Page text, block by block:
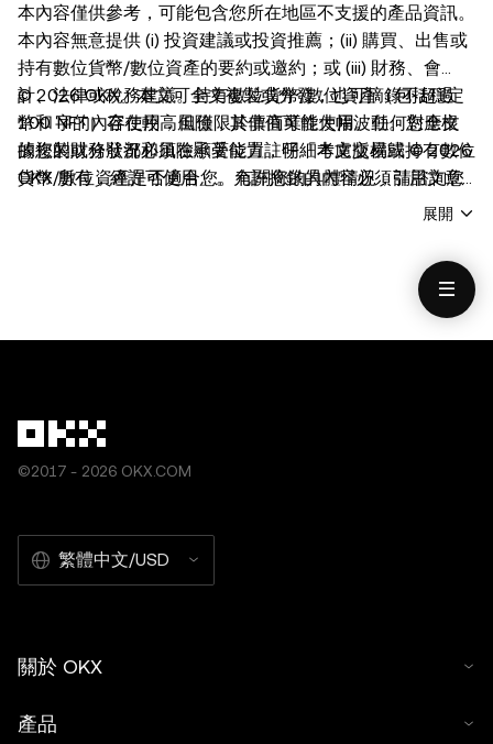
本內容僅供參考，可能包含您所在地區不支援的產品資訊。
本內容無意提供 (i) 投資建議或投資推薦；(ii) 購買、出售或
持有數位貨幣/數位資產的要約或邀約；或 (iii) 財務、會
計、法律或稅務建議。持有數位貨幣/數位資產（包括穩定
幣和 NFT）存在較高風險，其價值可能大幅波動。您應根
據您的財務狀況和風險承受能力，仔細考慮交易或持有數位
貨幣/數位資產是否適合您。有關您的具體情況，請諮詢您
的法律/稅務/投資專業人士。本帖中的所有資訊（包括市場
據和圖表時已採取一切合理措施確保準確，但我們不對其中
可能存在的任何事實錯誤或遺漏承擔任何責任。OKX Web3
單獨服務條款的
約束。
© 2026 OKX。本文可全文複製或分發，也可摘錄不超過
100 字的內容使用，但僅限於非商業性使用。任何對全文
的複製或分發都必須在顯著位置註明「本文版權歸 © 2026
OKX 所有，經許可使用」。允許摘錄的內容必須引用文章
名稱並註明出處，例如「文章名稱，[作者姓名（如適展開
©2017 - 2026 OKX.COM
繁體中文/USD
關於 OKX
產品